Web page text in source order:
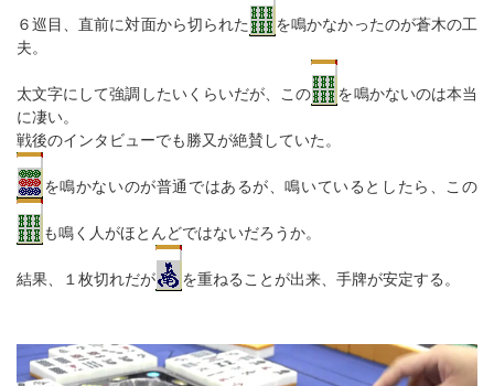
６巡目、直前に対面から切られた
を鳴かなかったのが蒼木の工
夫。
太文字にして強調したいくらいだが、この
を鳴かないのは本当
に凄い。
戦後のインタビューでも勝又が絶賛していた。
を鳴かないのが普通ではあるが、鳴いているとしたら、この
も鳴く人がほとんどではないだろうか。
結果、１枚切れだが を重ねることが出来、手牌が安定する。